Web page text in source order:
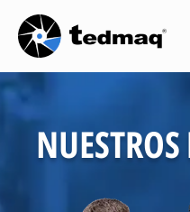
Saltar
al
contenido